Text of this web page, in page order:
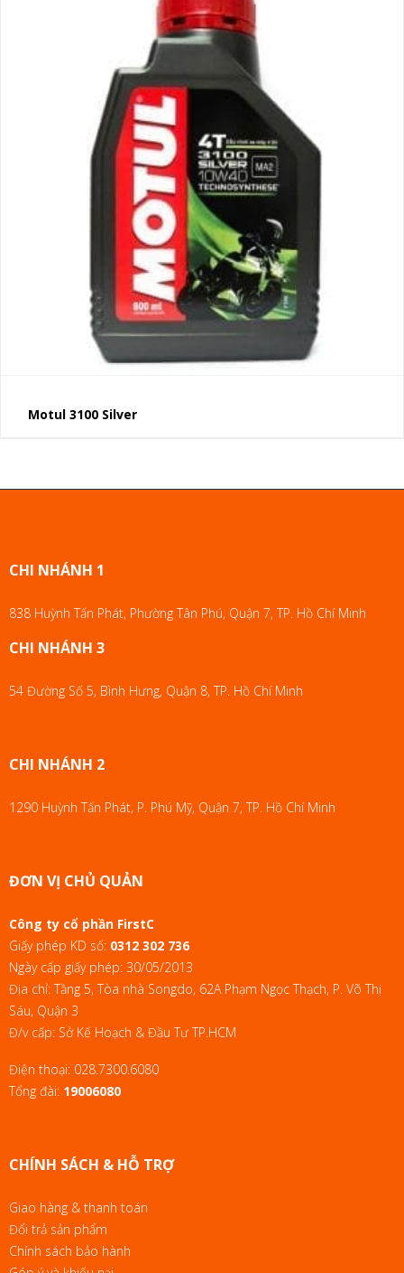
Motul 3100 Silver
CHI NHÁNH 1
838 Huỳnh Tấn Phát, Phường Tân Phú, Quận 7, TP. Hồ Chí Minh
CHI NHÁNH 3
54 Đường Số 5, Bình Hưng, Quận 8, TP. Hồ Chí Minh
CHI NHÁNH 2
1290 Huỳnh Tấn Phát, P. Phú Mỹ, Quận 7, TP. Hồ Chí Minh
ĐƠN VỊ CHỦ QUẢN
Công ty cổ phần FirstC
Giấy phép KD số: 0312 302 736
Ngày cấp giấy phép: 30/05/2013
Địa chỉ: Tầng 5, Tòa nhà Songdo, 62A Phạm Ngọc Thạch, P. Võ Thị
Sáu, Quận 3
Đ/v cấp: Sở Kế Hoạch & Đầu Tư TP.HCM
Điện thoại: 028.7300.6080
Tổng đài: 19006080
CHÍNH SÁCH & HỖ TRỢ
Giao hàng & thanh toán
Đổi trả sản phẩm
Chính sách bảo hành